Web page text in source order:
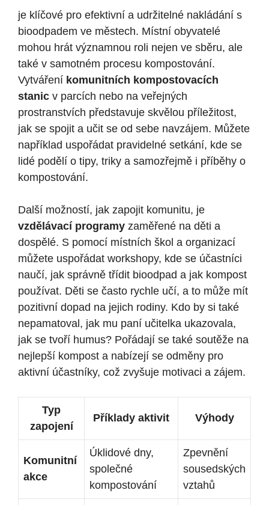
je klíčové pro efektivní a ‌udržitelné‍ nakládání s
bioodpadem ve městech. Místní obyvatelé⁤
mohou hrát významnou roli nejen ve sběru, ⁣ale
také v samotném​ procesu kompostování.
Vytváření komunitních‍ kompostovacích
stanic v parcích nebo na veřejných
prostranstvích představuje​ skvělou ⁣příležitost,
jak se spojit a učit se od​ sebe navzájem. Můžete
například uspořádat pravidelné setkání, kde se
lidé podělí​ o tipy, triky a samozřejmě i ‌příběhy o
kompostování.
Další možností, jak zapojit komunitu, je
vzdělávací‍ programy zaměřené na⁣ děti a
dospělé. S⁣ pomocí místních škol a organizací
⁢můžete uspořádat workshopy, kde se účastníci
naučí, jak správně třídit bioodpad a jak kompost
používat. Děti se často rychle učí, ‍a to může mít
pozitivní⁣ dopad na jejich rodiny. Kdo by si také
nepamatoval, jak mu paní učitelka ukazovala,
jak se tvoří humus? Pořádají se také soutěže na
nejlepší⁣ kompost a nabízejí se odměny pro
aktivní ‍účastníky,⁣ což zvyšuje motivaci a zájem.
Typ
zapojení
Příklady aktivit Výhody
Komunitní
akce
Úklidové dny,
společné
kompostování
Zpevnění
sousedských
vztahů